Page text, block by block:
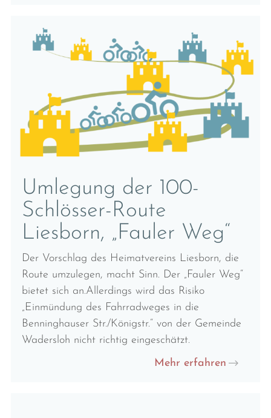
Umlegung der 100-
Schlösser-Route
Liesborn, „Fauler Weg“
Der Vorschlag des Heimatvereins Liesborn, die
Route umzulegen, macht Sinn. Der „Fauler Weg“
bietet sich an.Allerdings wird das Risiko
„Einmündung des Fahrradweges in die
Benninghauser Str./Königstr.“ von der Gemeinde
Wadersloh nicht richtig eingeschätzt.
Mehr erfahren